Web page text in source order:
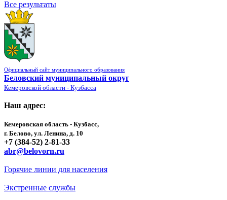
Все результаты
Официальный сайт муниципального образования
Беловский муниципальный округ
Кемеровской области - Кузбасса
Наш адрес:
Кемеровская область - Кузбасс,
г. Белово, ул. Ленина, д. 10
+7 (384-52) 2-81-33
abr@belovorn.ru
Горячие линии для населения
Экстренные службы